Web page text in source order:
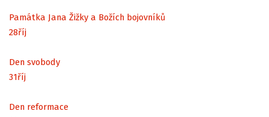
Památka Jana Žižky a Božích bojovníků
28říj
Den svobody
31říj
Den reformace